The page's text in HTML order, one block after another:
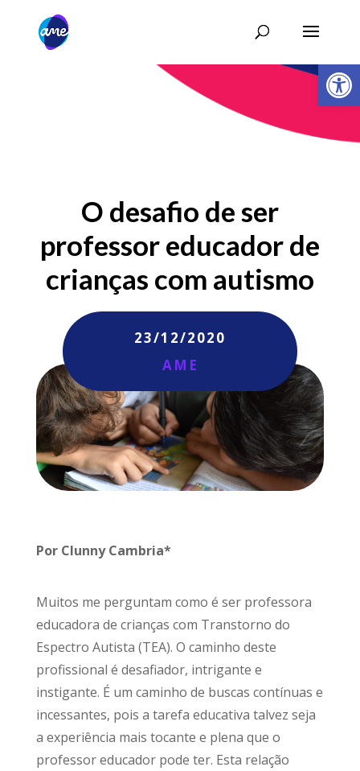
Abrir
O desafio de ser
professor educador de
crianças com autismo
23/12/2020
AME
Por Clunny Cambria*
Muitos me perguntam como é ser professora
educadora de crianças com Transtorno do
Espectro Autista (TEA). O caminho deste
profissional é desafiador, intrigante e
instigante. É um caminho de buscas contínuas e
incessantes, pois a tarefa educativa talvez seja
a experiência mais tocante e plena que o
professor educador pode ter. Esta relação